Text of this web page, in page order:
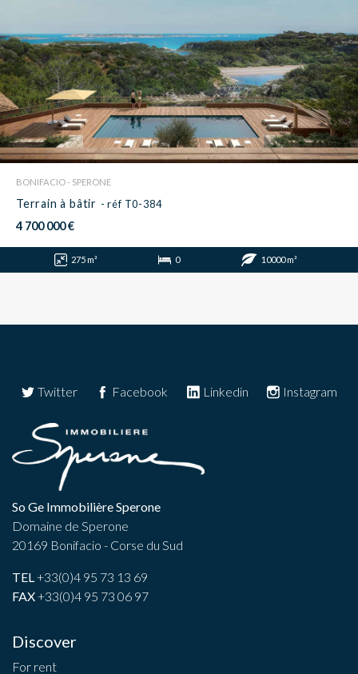
BONIFACIO - SPERONE
Terrain à bâtir - réf T0-384
4 700 000 €
275 m² 0 10000 m²
Twitter Facebook Linkedin Instagram
So Ge Immobilière Sperone
Domaine de Sperone
20169 Bonifacio - Corse du Sud
TEL+33(0)4 95 73 13 69
FAX+33(0)4 95 73 06 97
Discover
For rent